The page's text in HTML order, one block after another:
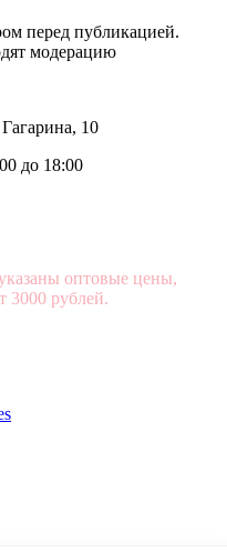
перед публикацией.
модерацию
10
до 18:00
оптовые цены,
3000 рублей.